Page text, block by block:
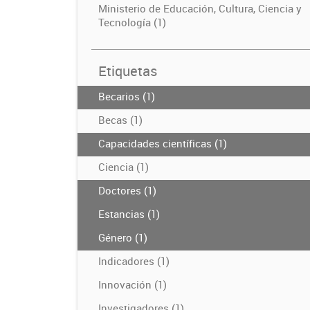
Ministerio de Educación, Cultura, Ciencia y
Tecnología (1)
Etiquetas
Becarios (1)
Becas (1)
Capacidades científicas (1)
Ciencia (1)
Doctores (1)
Estancias (1)
Género (1)
Indicadores (1)
Innovación (1)